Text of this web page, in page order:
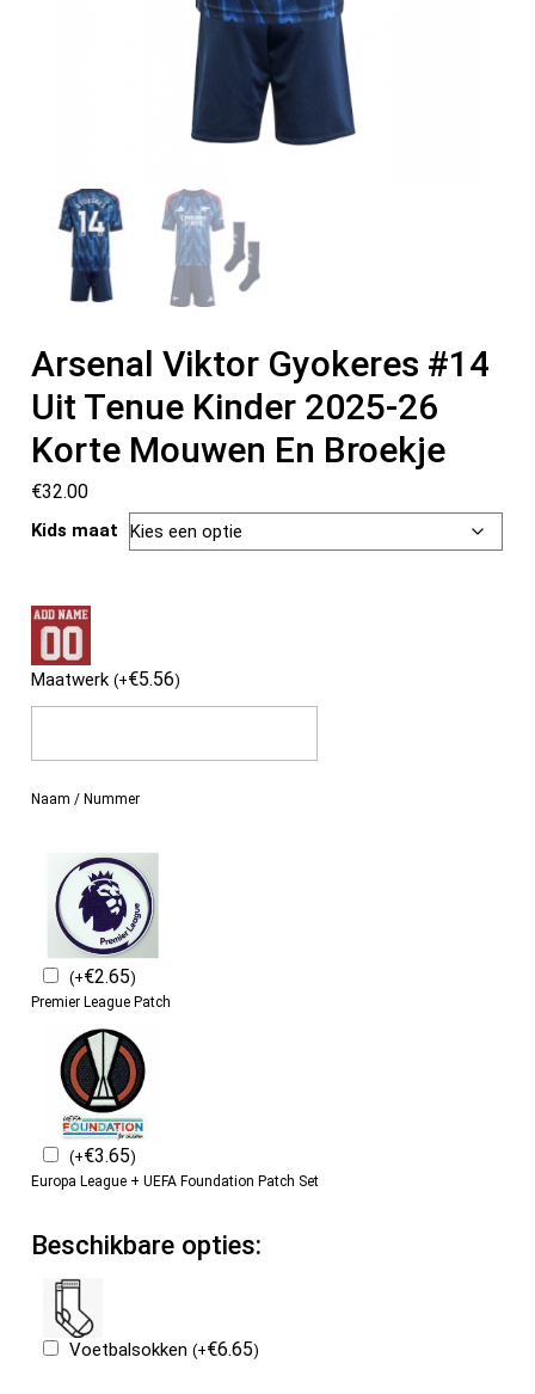
Arsenal Viktor Gyokeres #14
Uit Tenue Kinder 2025-26
Korte Mouwen En Broekje
€32.00
Kids maat
Maatwerk(+€5.56)
Naam / Nummer
(+€2.65)
Premier League Patch
(+€3.65)
Europa League + UEFA Foundation Patch Set
Beschikbare opties:
Voetbalsokken(+€6.65)